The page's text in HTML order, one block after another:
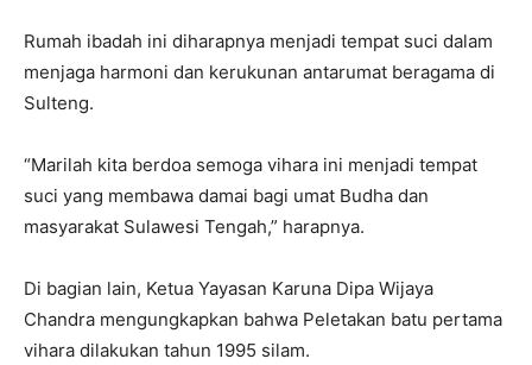
Rumah ibadah ini diharapnya menjadi tempat suci dalam
menjaga harmoni dan kerukunan antarumat beragama di
Sulteng.
“Marilah kita berdoa semoga vihara ini menjadi tempat
suci yang membawa damai bagi umat Budha dan
masyarakat Sulawesi Tengah,” harapnya.
Di bagian lain, Ketua Yayasan Karuna Dipa Wijaya
Chandra mengungkapkan bahwa Peletakan batu pertama
vihara dilakukan tahun 1995 silam.